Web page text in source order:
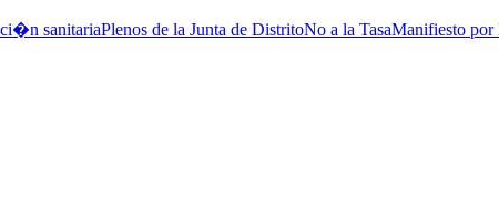
sanitariaPlenos de la Junta de DistritoNo a la TasaManifiesto